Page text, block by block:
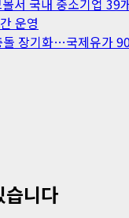
서 국내 중소기업 39
운영
돌 장기화…국제유가
습니다